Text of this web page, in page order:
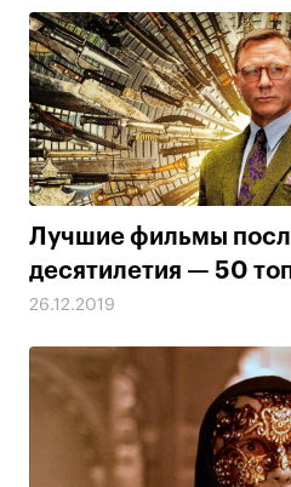
Лучшие фильмы
десятилетия — 50
26.12.2019